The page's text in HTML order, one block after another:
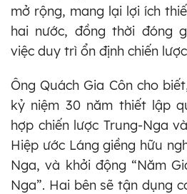
mở rộng, mang lại lợi ích
hai nước, đồng thời đóng
việc duy trì ổn định chiến
Ông Quách Gia Côn cho
kỷ niệm 30 năm thiết lập
hợp chiến lược Trung-Nga
Hiệp ước Láng giềng hữu
Nga, và khởi động “Năm
Nga”. Hai bên sẽ tận dụng